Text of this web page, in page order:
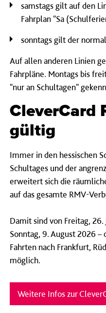
samstags gilt auf den
Fahrplan "Sa
sonntags gilt der
Auf allen anderen Linien
Fahrpläne. Montags bis
"nur an Schultagen"
CleverCard
gültig
Immer in den hessischen
Schultages und der
erweitert sich die
auf das gesamte RMV-
Damit sind von Freitag,
Sonntag, 9. August 2026 –
Fahrten nach Frankfurt,
möglich.
Weitere Infos zur